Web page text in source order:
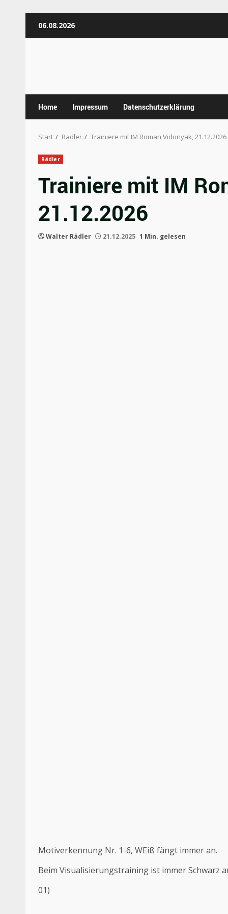
Inhalt06.08.2026
Home Impressum Datenschutzerklärung
Start Rädler Trainiere mit IM Roman Vidonyak, 21.12.2026
Rädler
Trainiere mit IM
21.12.2026
Walter Rädler 21.12.2025 1 Min. gelesen
Motiverkennung Nr. 1-6, WEiß fängt immer an.
Beim Visualisierungstraining ist immer Schwarz
01)